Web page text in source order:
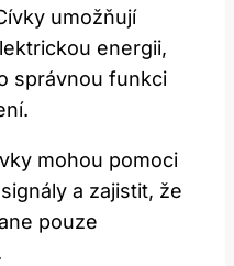
umožňují
energii,
správnou funkci
mohou pomoci
a zajistit, že
pouze